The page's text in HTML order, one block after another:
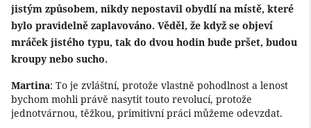
jistým způsobem, nikdy nepostavil obydlí na místě, které
bylo pravidelně zaplavováno. Věděl, že když se objeví
mráček jistého typu, tak do dvou hodin bude pršet, budou
kroupy nebo sucho.
Martina: To je zvláštní, protože vlastně pohodlnost a lenost
bychom mohli právě nasytit touto revolucí, protože
jednotvárnou, těžkou, primitivní práci můžeme odevzdat.